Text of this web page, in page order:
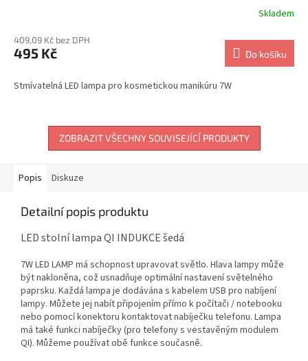
Skladem
409,09 Kč bez DPH
495 Kč Do košíku
Stmívatelná LED lampa pro kosmetickou manikúru 7W
ZOBRAZIT VŠECHNY SOUVISEJÍCÍ PRODUKTY
Popis Diskuze
Detailní popis produktu
LED stolní lampa QI INDUKCE šedá
7W LED LAMP má schopnost upravovat světlo. Hlava lampy může
být nakloněna, což usnadňuje optimální nastavení světelného
paprsku. Každá lampa je dodávána s kabelem USB pro nabíjení
lampy. Můžete jej nabít připojením přímo k počítači / notebooku
nebo pomocí konektoru kontaktovat nabíječku telefonu. Lampa
má také funkci nabíječky (pro telefony s vestavěným modulem
QI). Můžeme používat obě funkce současně.